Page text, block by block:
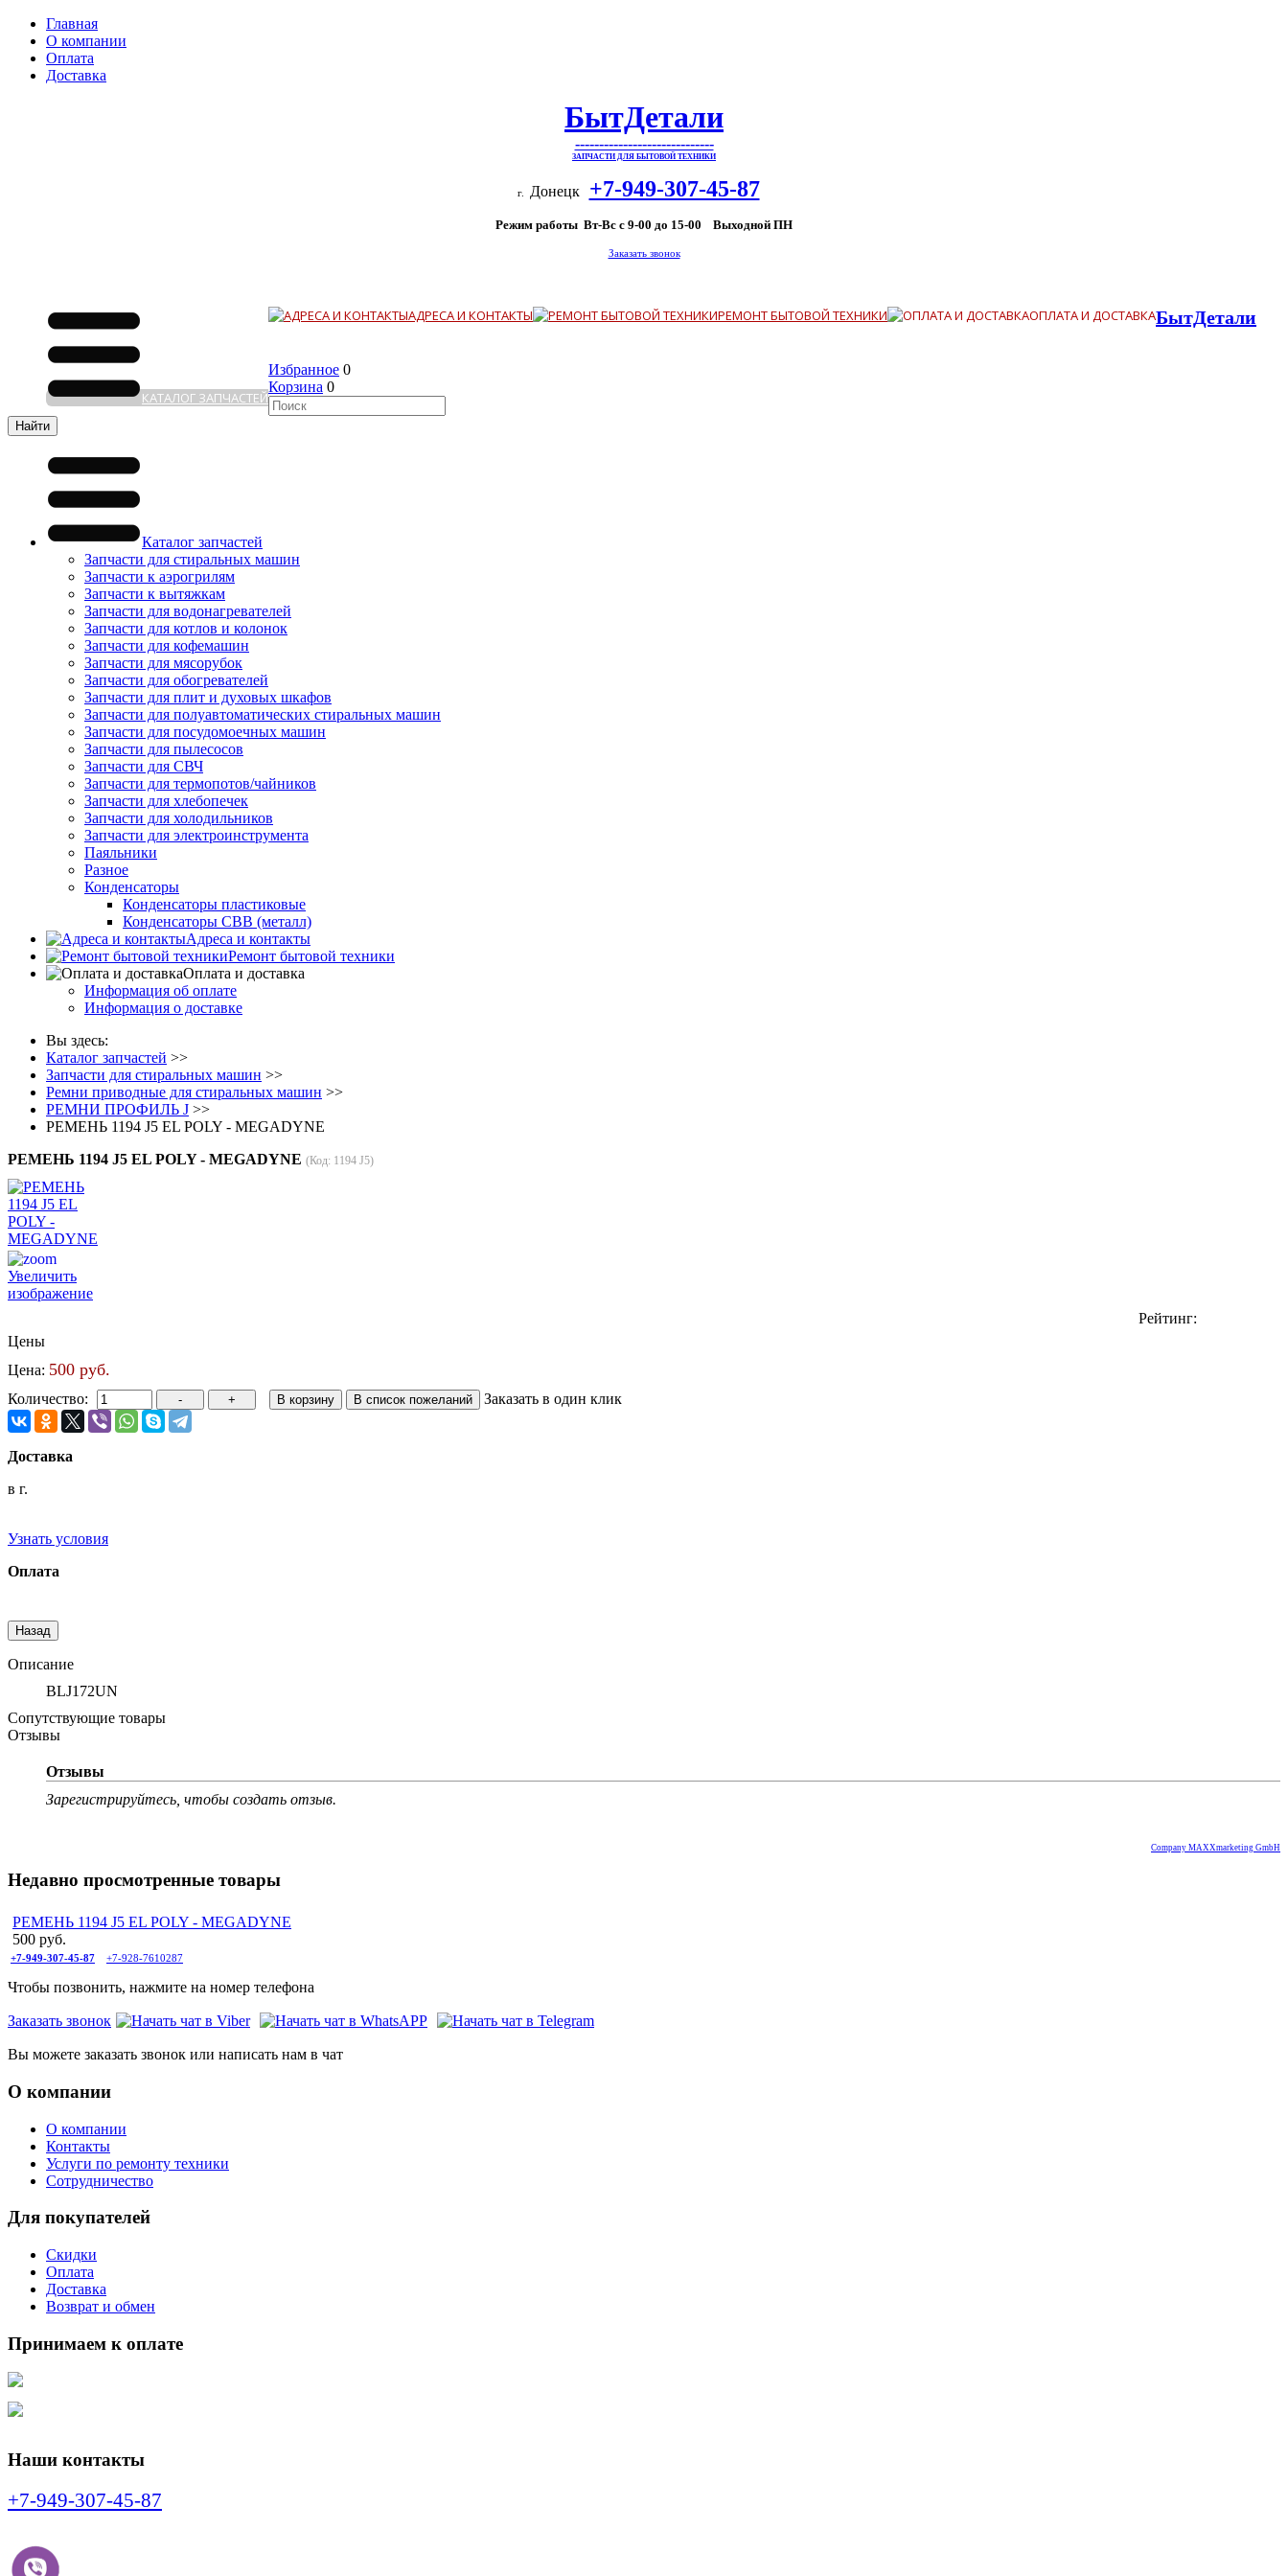
Главная
О компании
Оплата
Доставка
БытДетали
-----------------------------
ЗАПЧАСТИ ДЛЯ БЫТОВОЙ ТЕХНИКИ
г. Донецк +7-949-307-45-87
Режим работы Вт-Вс с 9-00 до 15-00 Выходной ПН
Заказать звонок
КАТАЛОГ ЗАПЧАСТЕЙ
АДРЕСА И КОНТАКТЫ РЕМОНТ БЫТОВОЙ ТЕХНИКИ ОПЛАТА И ДОСТАВКАБытДетали
Избранное 0
Корзина 0
Каталог запчастей
Запчасти для стиральных машин
Запчасти к аэрогрилям
Запчасти к вытяжкам
Запчасти для водонагревателей
Запчасти для котлов и колонок
Запчасти для кофемашин
Запчасти для мясорубок
Запчасти для обогревателей
Запчасти для плит и духовых шкафов
Запчасти для полуавтоматических стиральных машин
Запчасти для посудомоечных машин
Запчасти для пылесосов
Запчасти для СВЧ
Запчасти для термопотов/чайников
Запчасти для хлебопечек
Запчасти для холодильников
Запчасти для электроинструмента
Паяльники
Разное
Конденсаторы
Конденсаторы пластиковые
Конденсаторы CBB (металл)
Адреса и контакты
Ремонт бытовой техники
Оплата и доставка
Информация об оплате
Информация о доставке
Вы здесь:
Каталог запчастей >>
Запчасти для стиральных машин >>
Ремни приводные для стиральных машин >>
РЕМНИ ПРОФИЛЬ J >>
РЕМЕНЬ 1194 J5 EL POLY - MEGADYNE
РЕМЕНЬ 1194 J5 EL POLY - MEGADYNE (Код: 1194 J5)
Увеличить
изображение
Рейтинг:
Цены
Цена: 500 руб.
Количество: Заказать в один клик
Доставка
в г.
Узнать условия
Оплата
Описание
BLJ172UN
Сопутствующие товары
Отзывы
Отзывы
Зарегистрируйтесь, чтобы создать отзыв.
Company MAXXmarketing GmbH
Недавно просмотренные товары
РЕМЕНЬ 1194 J5 EL POLY - MEGADYNE
500 руб.
+7-949-307-45-87 +7-928-7610287
Чтобы позвонить, нажмите на номер телефона
Заказать звонок
Вы можете заказать звонок или написать нам в чат
О компании
О компании
Контакты
Услуги по ремонту техники
Сотрудничество
Для покупателей
Скидки
Оплата
Доставка
Возврат и обмен
Принимаем к оплате
Наши контакты
+7-949-307-45-87